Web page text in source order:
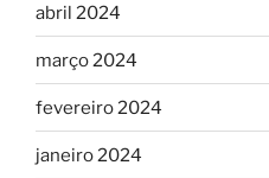
abril 2024
março 2024
fevereiro 2024
janeiro 2024